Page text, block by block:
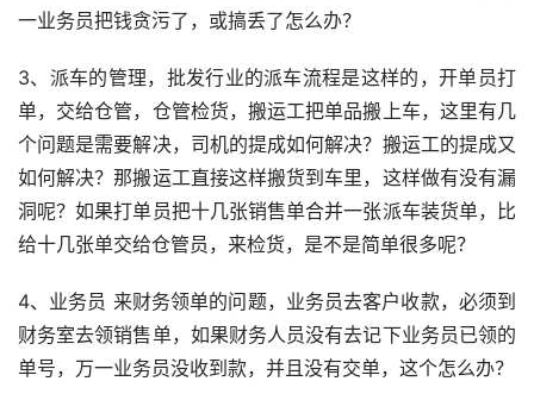
一业务员把钱贪污了，或搞丢了怎么办？
3、派车的管理，批发行业的派车流程是这样的，开单员打
单，交给仓管，仓管检货，搬运工把单品搬上车，这里有几
个问题是需要解决，司机的提成如何解决？搬运工的提成又
如何解决？那搬运工直接这样搬货到车里，这样做有没有漏
洞呢？如果打单员把十几张销售单合并一张派车装货单，比
给十几张单交给仓管员，来检货，是不是简单很多呢？
4、业务员 来财务领单的问题，业务员去客户收款，必须到
财务室去领销售单，如果财务人员没有去记下业务员已领的
单号，万一业务员没收到款，并且没有交单，这个怎么办？